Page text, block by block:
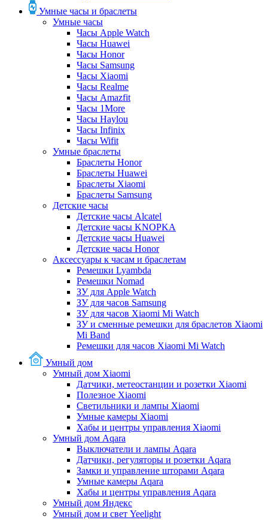
Умные часы и браслеты
Умные часы
Часы Apple Watch
Часы Huawei
Часы Honor
Часы Samsung
Часы Xiaomi
Часы Realme
Часы Amazfit
Часы 1More
Часы Haylou
Часы Infinix
Часы Wifit
Умные браслеты
Браслеты Honor
Браслеты Huawei
Браслеты Xiaomi
Браслеты Samsung
Детские часы
Детские часы Alcatel
Детские часы KNOPKA
Детские часы Huawei
Детские часы Honor
Аксессуары к часам и браслетам
Ремешки Lyambda
Ремешки Nomad
ЗУ для Apple Watch
ЗУ для часов Samsung
ЗУ для часов Xiaomi Mi Watch
ЗУ и сменные ремешки для браслетов Xiaomi
Mi Band
Ремешки для часов Xiaomi Mi Watch
Умный дом
Умный дом Xiaomi
Датчики, метеостанции и розетки Xiaomi
Полезное Xiaomi
Светильники и лампы Xiaomi
Умные камеры Xiaomi
Хабы и центры управления Xiaomi
Умный дом Aqara
Выключатели и лампы Aqara
Датчики, регуляторы и розетки Aqara
Замки и управление шторами Aqara
Умные камеры Aqara
Хабы и центры управления Aqara
Умный дом Яндекс
Умный дом и свет Yeelight